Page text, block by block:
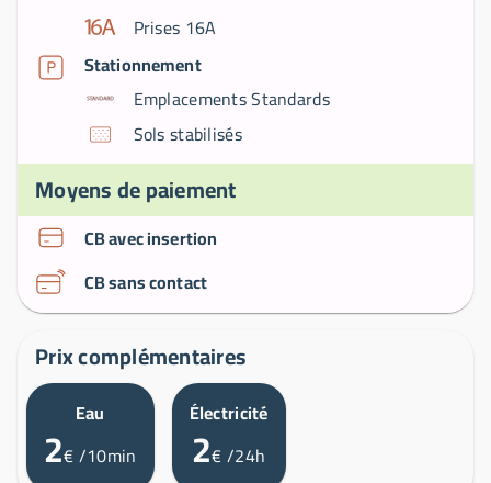
Prises 16A
Stationnement
Emplacements Standards
Sols stabilisés
Moyens de paiement
CB avec insertion
CB sans contact
Prix complémentaires
Eau
2€/10min
Électricité
2€/24h